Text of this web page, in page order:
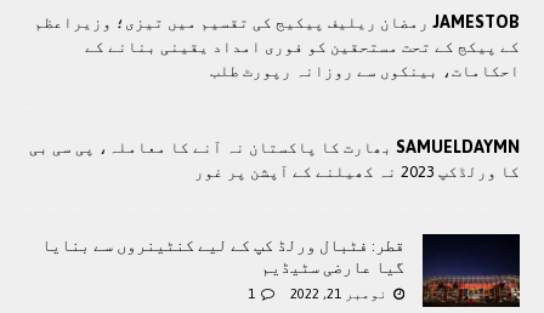
JAMESTOB رمضان ریلیف پیکیج کی تقسیم میں تیزی؛ وزیراعظم
کے پیکج کے تحت مستحقین کو فوری امداد یقینی بنانے کے
احکامات، بینکوں سے روزانہ رپورٹ طلب
SAMUELDAYMN بھارت کا پاکستان نہ آنے کا معاملہ، پی سی بی
کا ورلڈکپ 2023 نہ کھیلنے کے آپشن پر غور
قطر: فٹبال ورلڈ کپ کے لیے کنٹینروں سے بنایا
گیا عارضی سٹیڈیم
نومبر 21, 2022 1